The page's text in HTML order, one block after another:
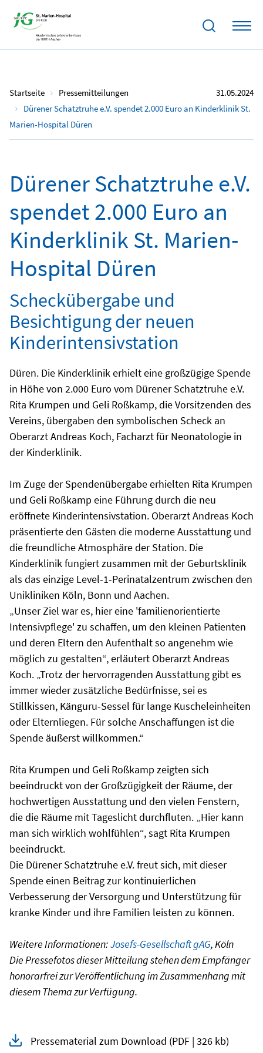
Startseite
Pressemitteilungen
Dürener Schatztruhe e.V. spendet 2.000 Euro an Kinderklinik St.
Marien-Hospital Düren
31.05.2024
Dürener Schatztruhe e.V.
spendet 2.000 Euro an
Kinderklinik St. Marien-
Hospital Düren
Scheckübergabe und
Besichtigung der neuen
Kinderintensivstation
Düren. Die Kinderklinik erhielt eine großzügige Spende
in Höhe von 2.000 Euro vom Dürener Schatztruhe e.V.
Rita Krumpen und Geli Roßkamp, die Vorsitzenden des
Vereins, übergaben den symbolischen Scheck an
Oberarzt Andreas Koch, Facharzt für Neonatologie in
der Kinderklinik.
Im Zuge der Spendenübergabe erhielten Rita Krumpen
und Geli Roßkamp eine Führung durch die neu
eröffnete Kinderintensivstation. Oberarzt Andreas Koch
präsentierte den Gästen die moderne Ausstattung und
die freundliche Atmosphäre der Station. Die
Kinderklinik fungiert zusammen mit der Geburtsklinik
als das einzige Level-1-Perinatalzentrum zwischen den
Unikliniken Köln, Bonn und Aachen.
„Unser Ziel war es, hier eine 'familienorientierte
Intensivpflege' zu schaffen, um den kleinen Patienten
und deren Eltern den Aufenthalt so angenehm wie
möglich zu gestalten“, erläutert Oberarzt Andreas
Koch. „Trotz der hervorragenden Ausstattung gibt es
immer wieder zusätzliche Bedürfnisse, sei es
Stillkissen, Känguru-Sessel für lange Kuscheleinheiten
oder Elternliegen. Für solche Anschaffungen ist die
Spende äußerst willkommen.“
Rita Krumpen und Geli Roßkamp zeigten sich
beeindruckt von der Großzügigkeit der Räume, der
hochwertigen Ausstattung und den vielen Fenstern,
die die Räume mit Tageslicht durchfluten. „Hier kann
man sich wirklich wohlfühlen“, sagt Rita Krumpen
beeindruckt.
Die Dürener Schatztruhe e.V. freut sich, mit dieser
Spende einen Beitrag zur kontinuierlichen
Verbesserung der Versorgung und Unterstützung für
kranke Kinder und ihre Familien leisten zu können.
Weitere Informationen:Josefs-Gesellschaft gAG, Köln
Die Pressefotos dieser Mitteilung stehen dem Empfänger
honorarfrei zur Veröffentlichung im Zusammenhang mit
diesem Thema zur Verfügung.
Pressematerial zum Download (PDF | 326 kb)